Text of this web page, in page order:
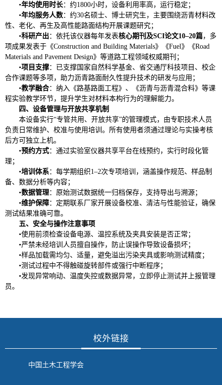
•年均使用时长：约1800小时，设备利用率高，运行稳定；
•年均服务人数：约30名硕士、博士研究生，主要围绕沥青材料改
性、老化、再生及高性能路面结构开展课题研究；
•科研产出 ：依托该仪器每年发表核心期刊及SCI论文10–20篇，多
项成果发表于《Construction and Building Materials》《Fuel》《Road
Materials and Pavement Design》等道路工程领域权威期刊；
•项目支撑：已支撑国家自然科学基金、省交通厅科技项目、校企
合作课题等多项，助力沥青路面耐久性提升技术的研发与应用；
•教学融合：纳入《路基路面工程》、《沥青与沥青混合料》等课
程实验教学环节，提升学生对材料本构行为的理解能力。
四、设备管理与开放共享机制
本设备实行“专管共用、开放共享”的管理模式，由专职技术人员
负责日常维护、校准与使用培训。所有使用者须通过理论与实操考核
后方可独立上机。
•预约方式：通过实验室仪器共享平台在线预约，实行时段化管
理；
•培训体系：每学期组织1–2次专项培训，涵盖操作规范、样品制
备、数据分析等内容；
•数据管理：原始测试数据统一归档保存，支持导出与溯源；
•维护保障：定期联系厂家开展设备校准、清洁与性能验证，确保
测试结果准确可靠。
五、安全与操作注意事项
•使用前须检查设备电源、温控系统及夹具安装是否正常；
•严禁未经培训人员擅自操作，防止误操作导致设备损坏；
•样品加载需均匀、适量，避免溢出污染夹具或影响测试精度；
•测试过程中不得触碰旋转部件或强行中断程序；
•发现异常响动、温度失控或数据异常，立即停止测试并上报管理
员。
校外链接
中国土木工程学会